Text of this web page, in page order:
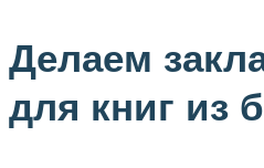
Делаем
для книг из